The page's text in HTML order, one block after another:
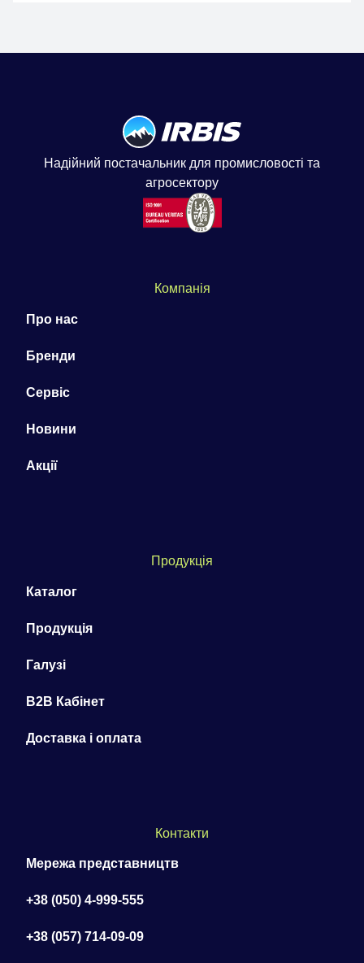
Надійний постачальник для промисловості та
агросектору
Компанія
Про нас
Бренди
Сервіс
Новини
Акції
Продукція
Каталог
Продукція
Галузі
B2B Кабінет
Доставка і оплата
Контакти
Мережа представництв
+38 (050) 4-999-555
+38 (057) 714-09-09